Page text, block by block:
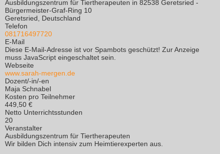
Ausbildungszentrum für Tiertherapeuten in 82538 Geretsried -
Bürgermeister-Graf-Ring 10
Geretsried, Deutschland
Telefon
081716497720
E-Mail
Diese E-Mail-Adresse ist vor Spambots geschützt! Zur Anzeige
muss JavaScript eingeschaltet sein.
Webseite
www.sarah-mergen.de
Dozent/-in/-en
Maja Schnabel
Kosten pro Teilnehmer
449,50 €
Netto Unterrichtsstunden
20
Veranstalter
Ausbildungszentrum für Tiertherapeuten
Wir bilden Dich intensiv zum Heimtierexperten aus.